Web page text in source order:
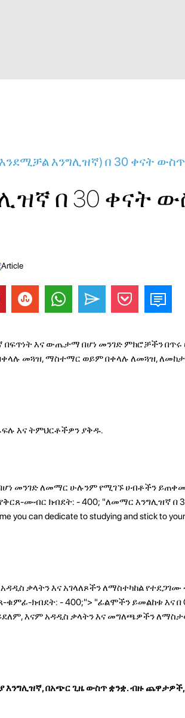
እንግሊዝኛ) በ 30 ቀናት
በ 30 ቀናት
በፍጥነት እና ውጤታማ በሆነ መንገድ ምክሮቻችን
መጓዝ, ማስተማር ወይም በቀላሉ ለመጓዝ,
እና ትምህርቶችዎን ያቅዱ.
መንገድ ለመማር ሁሉንም የሚገኙ ሀብቶችን
ሙብር ክብደት: - 400; "ለመማር እንግሊዝኛ በ
can dedicate to studying and stick to
ቃላትን እና አገላለጾችን ለማስተካከል የተደጋገሙ
ቁምፊ-ክብደት: - 400;"> "ፊልሞችን ይመልከቱ እና በ
እናም አዳዲስ ቃላትን እና መግለጫዎችን
እንግሊዝኛ, በአጭር ጊዜ ውስጥ ቋንቋ. ብዙ